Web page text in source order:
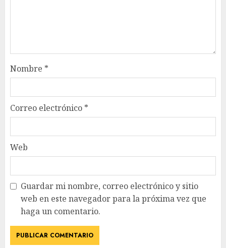
Nombre *
Correo electrónico *
Web
Guardar mi nombre, correo electrónico y sitio
web en este navegador para la próxima vez que
haga un comentario.